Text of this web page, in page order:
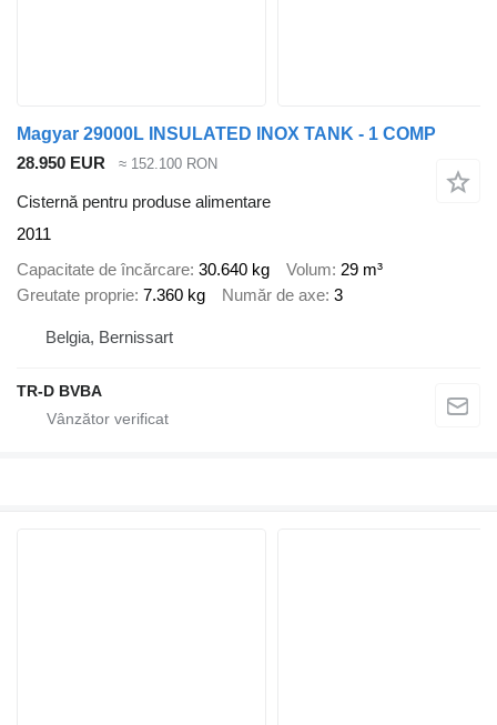
Magyar 29000L INSULATED INOX TANK - 1 COMP
28.950 EUR
≈ 152.100 RON
Cisternă pentru produse alimentare
2011
Capacitate de încărcare 30.640 kg Volum 29 m³
Greutate proprie 7.360 kg Număr de axe 3
Belgia, Bernissart
TR-D BVBA